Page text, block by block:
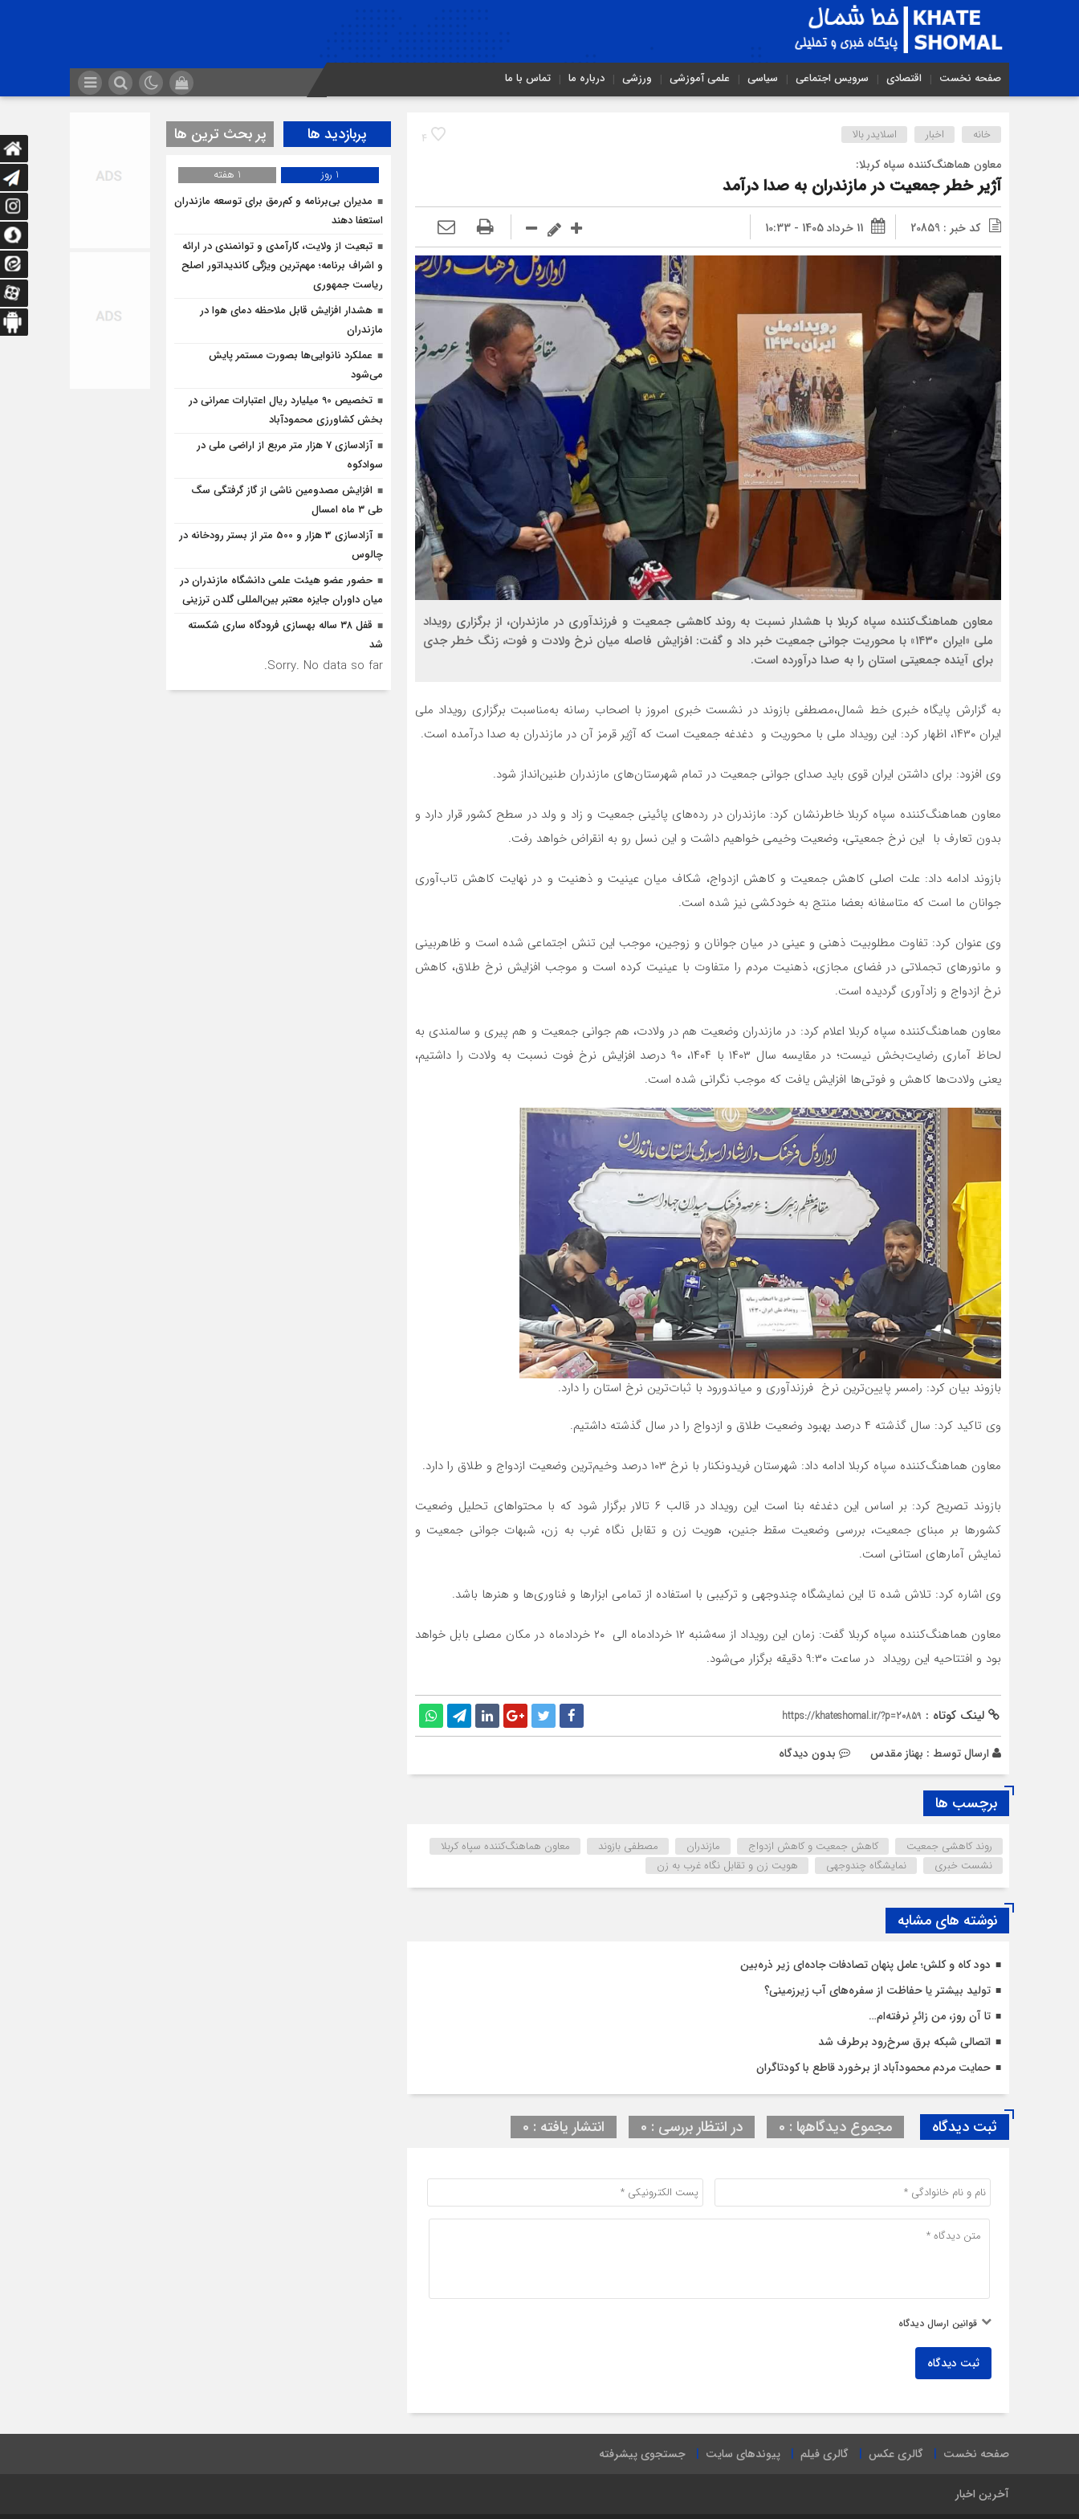
صفحه نخست اقتصادی سرویس اجتماعی سیاسی علمی آموزشی ورزشی درباره ما تماس با ما
4 خانه اخبار اسلایدر بالا
معاون هماهنگ‌کننده سپاه کربلا:
آژیر خطر جمعیت در مازندران به صدا درآمد
کد خبر : 20859 11 خرداد 1405 - 10:33
معاون هماهنگ‌کننده سپاه کربلا با هشدار نسبت به روند کاهشی جمعیت و فرزندآوری در مازندران، از برگزاری رویداد
ملی «ایران ۱۴۳۰» با محوریت جوانی جمعیت خبر داد و گفت: افزایش فاصله میان نرخ ولادت و فوت، زنگ خطر جدی
برای آینده جمعیتی استان را به صدا درآورده است.
به گزارش پایگاه خبری خط شمال،مصطفی بازوند در نشست خبری امروز با اصحاب رسانه به‌مناسبت برگزاری رویداد ملی
ایران ۱۴۳۰، اظهار کرد: این رویداد ملی با محوریت و دغدغه جمعیت است که آژیر قرمز آن در مازندران به صدا درآمده است.
وی افزود: برای داشتن ایران قوی باید صدای جوانی جمعیت در تمام شهرستان‌های مازندران طنین‌انداز شود.
معاون هماهنگ‌کننده سپاه کربلا خاطرنشان کرد: مازندران در رده‌های پائینی جمعیت و زاد و ولد در سطح کشور قرار دارد و
بدون تعارف با این نرخ جمعیتی، وضعیت وخیمی خواهیم داشت و این نسل رو به انقراض خواهد رفت.
بازوند ادامه داد: علت اصلی کاهش جمعیت و کاهش ازدواج، شکاف میان عینیت و ذهنیت و در نهایت کاهش تاب‌آوری
جوانان ما است که متاسفانه بعضا منتج به خودکشی نیز شده است.
وی عنوان کرد: تفاوت مطلوبیت ذهنی و عینی در میان جوانان و زوجین، موجب این تنش اجتماعی شده است و ظاهربینی
و مانورهای تجملاتی در فضای مجازی، ذهنیت مردم را متفاوت با عینیت کرده است و موجب افزایش نرخ طلاق، کاهش
نرخ ازدواج و زاد‌آوری گردیده است.
معاون هماهنگ‌کننده سپاه کربلا اعلام کرد: در مازندران وضعیت هم در ولادت، هم جوانی جمعیت و هم پیری و سالمندی به
لحاظ آماری رضایت‌بخش نیست؛ در مقایسه سال ۱۴۰۳ با ۱۴۰۴، ۹۰ درصد افزایش نرخ فوت نسبت به ولادت را داشتیم،
یعنی ولادت‌ها کاهش و فوتی‌ها افزایش یافت که موجب نگرانی شده است.
بازوند بیان کرد: رامسر پایین‌ترین نرخ فرزندآوری و میاندورود با ثبات‌ترین نرخ استان را دارد.
وی تاکید کرد: سال گذشته ۴ درصد بهبود وضعیت طلاق و ازدواج را در سال گذشته داشتیم.
معاون هماهنگ‌کننده سپاه کربلا ادامه داد: شهرستان فریدونکنار با نرخ ۱۰۳ درصد وخیم‌ترین وضعیت ازدواج و طلاق را دارد.
بازوند تصریح کرد: بر اساس این دغدغه بنا است این رویداد در قالب ۶ تالار برگزار شود که با محتواهای تحلیل وضعیت
کشورها بر مبنای جمعیت، بررسی وضعیت سقط جنین، هویت زن و تقابل نگاه غرب به زن، شبهات جوانی جمعیت و
نمایش آمارهای استانی است.
وی اشاره کرد: تلاش شده تا این نمایشگاه چندوجهی و ترکیبی با استفاده از تمامی ابزارها و فناوری‌ها و هنرها باشد.
معاون هماهنگ‌کننده سپاه کربلا گفت: زمان این رویداد از سه‌شنبه ۱۲ خردادماه الی ۲۰ خردادماه در مکان مصلی بابل خواهد
بود و افتتاحیه این رویداد در ساعت ۹:۳۰ دقیقه برگزار می‌شود.
لینک کوتاه : https://khateshomal.ir/?p=20859
ارسال توسط : بهناز مقدس بدون دیدگاه
برچسب ها
روند کاهشی جمعیت کاهش جمعیت و کاهش ازدواج مازندران مصطفی بازوند
معاون هماهنگ‌کننده سپاه کربلا
نشست خبری
نمایشگاه چندوجهی هویت زن و تقابل نگاه غرب به زن
نوشته های مشابه
دود کاه و کلش؛ عامل پنهان تصادفات جاده‌ای زیر ذره‌بین
تولید بیشتر یا حفاظت از سفره‌های آب زیرزمینی؟
تا آن روز، من زائرِ نرفته‌ام…
اتصالی شبکه برق سرخ‌رود برطرف شد
حمایت مردم محمودآباد از برخورد قاطع با کودتاگران
ثبت دیدگاه مجموع دیدگاهها : 0 در انتظار بررسی : 0 انتشار یافته : 0
قوانین ارسال دیدگاه
ثبت دیدگاه
پربازدید ها پر بحث ترین ها
1 روز
1 هفته
مدیران بی‌برنامه و کم‌رمق برای توسعه مازندران
استعفا دهند
تبعیت از ولایت، کارآمدی و توانمندی در ارائه
و اشراف برنامه؛ مهم‌ترین ویژگی کاندیداتور اصلح
ریاست جمهوری
هشدار افزایش قابل ملاحظه دمای هوا در
مازندران
عملکرد نانوایی‌ها بصورت مستمر پایش
می‌شود
تخصیص 90 میلیارد ریال اعتبارات عمرانی در
بخش کشاورزی محمودآباد
آزادسازی 7 هزار متر مربع از اراضی ملی در
سوادکوه
افزایش مصدومین ناشی از گاز گرفتگی سگ
طی ۳ ماه امسال
آزادسازی 3 هزار و 500 متر از بستر رودخانه در
چالوس
حضور عضو هیئت علمی دانشگاه مازندران در
میان داوران جایزه معتبر بین‌المللی گلدن ترزینی
قفل ۳۸ ساله بهسازی فرودگاه ساری شکسته
شد
Sorry. No data so far.
صفحه نخست گالری عکس گالری فیلم پیوندهای سایت جستجوی پیشرفته
آخرین اخبار